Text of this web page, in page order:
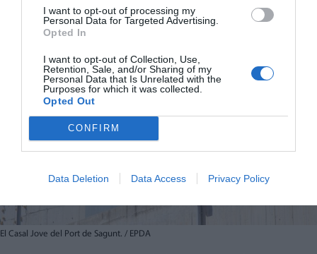
I want to opt-out of processing my
Personal Data for Targeted Advertising.
Opted In
I want to opt-out of Collection, Use,
Retention, Sale, and/or Sharing of my
Personal Data that Is Unrelated with the
Purposes for which it was collected.
Opted Out
CONFIRM
Data Deletion Data Access Privacy Policy
El Casal Jove del Port de Sagunt. / EPDA